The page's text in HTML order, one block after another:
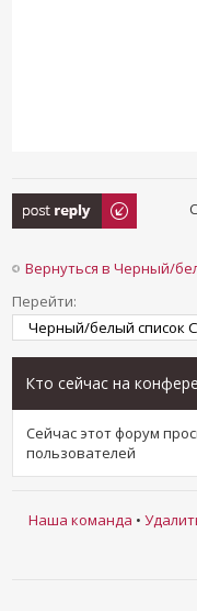
Ответить
Вернуться в Черный/
Перейти:
Кто сейчас на
Сейчас этот форум
пользователей
Наша команда •